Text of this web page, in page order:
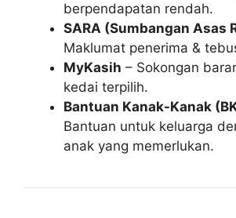
berpendapatan rendah.
SARA (Sumbangan Asas
Maklumat penerima &
MyKasih – Sokongan
kedai terpilih.
Bantuan Kanak-Kanak
Bantuan untuk keluarga
anak yang memerlukan.